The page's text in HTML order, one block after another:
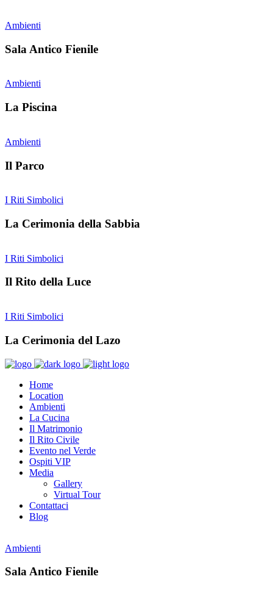
Ambienti
Sala Antico Fienile
Ambienti
La Piscina
Ambienti
Il Parco
I Riti Simbolici
La Cerimonia della Sabbia
I Riti Simbolici
Il Rito della Luce
I Riti Simbolici
La Cerimonia del Lazo
Home
Location
Ambienti
La Cucina
Il Matrimonio
Il Rito Civile
Evento nel Verde
Ospiti VIP
Media
Gallery
Virtual Tour
Contattaci
Blog
Ambienti
Sala Antico Fienile